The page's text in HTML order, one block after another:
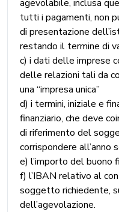
agevolabile, inclusa
tutti i pagamenti, non
di presentazione
restando il termine di
c) i dati delle imprese
delle relazioni tali da
una “impresa unica”
d) i termini, iniziale e
finanziario, che deve
di riferimento del
corrispondere all’anno
e) l’importo del buono
f) l’IBAN relativo al
soggetto richiedente,
dell’agevolazione.